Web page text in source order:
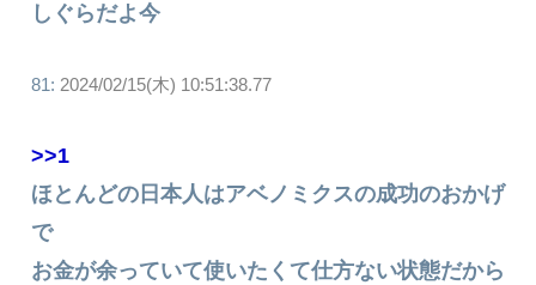
しぐらだよ今
81: 2024/02/15(木) 10:51:38.77
>>1
ほとんどの日本人はアベノミクスの成功のおかげ
で
お金が余っていて使いたくて仕方ない状態だから